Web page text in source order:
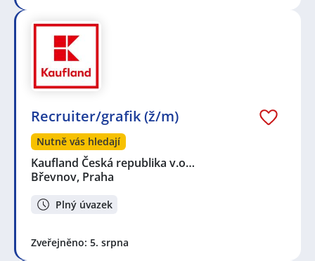
Recruiter/grafik (ž/m)
Nutně vás hledají
Kaufland Česká republika v.o…
Břevnov, Praha
Plný úvazek
Zveřejněno: 5. srpna